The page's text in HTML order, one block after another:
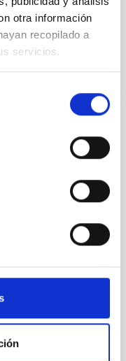
otra información
recopilado a
servicios.
31/12/2020
entre
y Fundación
23 de enero de
conjuntamente en